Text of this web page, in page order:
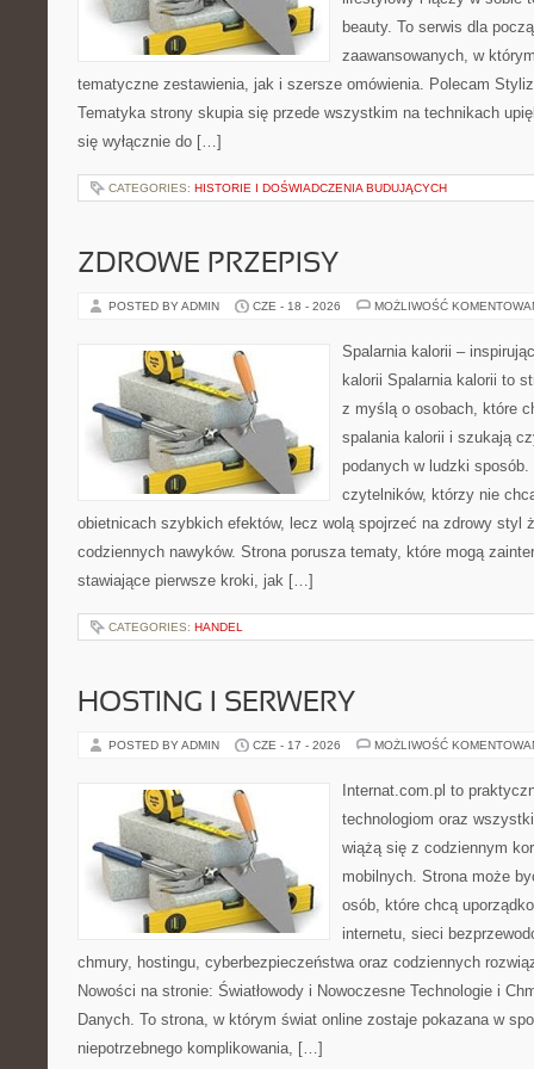
beauty. To serwis dla
zaawansowanych, w
tematyczne zestawienia, jak i szersze omówienia. Polecam
Tematyka strony skupia się przede wszystkim na technikach
się wyłącznie do […]
CATEGORIES: HISTORIE I DOŚWIADCZENIA BUDUJĄCYCH
ZDROWE PRZEPISY
POSTED BY ADMIN CZE - 18 - 2026 MOŻLIWOŚĆ
Spalarnia kalorii –
kalorii Spalarnia kalorii to
z myślą o osobach, które
spalania kalorii i szukają
podanych w ludzki sposób.
czytelników, którzy nie
obietnicach szybkich efektów, lecz wolą spojrzeć na zdrowy styl
codziennych nawyków. Strona porusza tematy, które mogą
stawiające pierwsze kroki, jak […]
CATEGORIES: HANDEL
HOSTING I SERWERY
POSTED BY ADMIN CZE - 17 - 2026 MOŻLIWOŚĆ
Internat.com.pl to
technologiom oraz
wiążą się z codziennym
mobilnych. Strona może
osób, które chcą
internetu, sieci
chmury, hostingu, cyberbezpieczeństwa oraz codziennych
Nowości na stronie: Światłowody i Nowoczesne Technologie i
Danych. To strona, w którym świat online zostaje pokazana w
niepotrzebnego komplikowania, […]